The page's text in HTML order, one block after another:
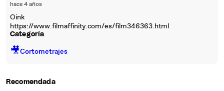
hace 4 años
Oink
https://www.filmaffinity.com/es/film346363.html
Categoría
🎥Cortometrajes
Recomendada